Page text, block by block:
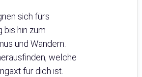
sich fürs
bis hin zum
und Wandern.
welche
für dich ist.